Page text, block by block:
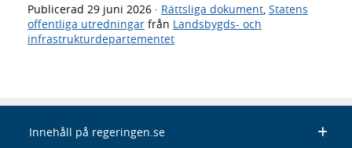
Publicerad 29 juni 2026 · Rättsliga dokument Statens
offentliga utredningar från Landsbygds- och
infrastrukturdepartementet
Innehåll på regeringen.se